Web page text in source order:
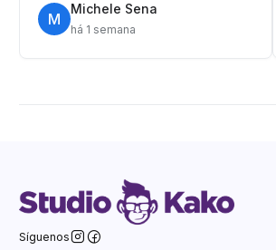
M
Michele Sena
há 1 semana
Síguenos